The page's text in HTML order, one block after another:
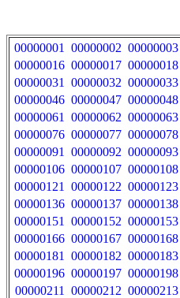
00000001 00000002 00000003
00000016 00000017 00000018
00000031
00000032 00000033
00000046 00000047 00000048
00000061
00000062 00000063
00000076 00000077 00000078
00000091
00000092 00000093
00000106 00000107 00000108
00000121
00000122 00000123
00000136 00000137 00000138
00000151
00000152 00000153
00000166 00000167 00000168
00000181
00000182 00000183
00000196 00000197 00000198
00000211
00000212 00000213